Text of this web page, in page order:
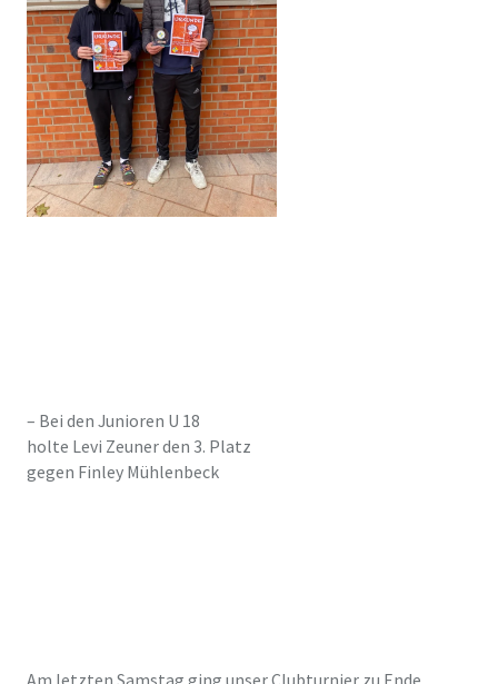
– Bei den Junioren U 18
holte Levi Zeuner den 3. Platz
gegen Finley Mühlenbeck
Am letzten Samstag ging unser Clubturnier zu Ende.